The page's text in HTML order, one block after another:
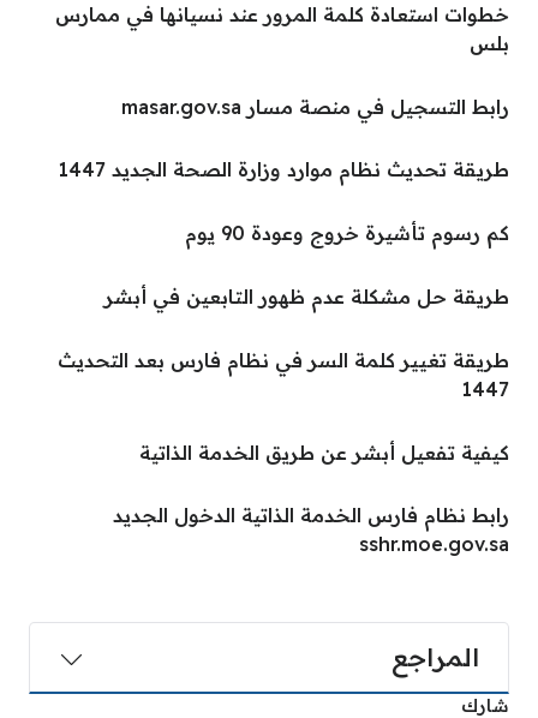
خطوات استعادة كلمة المرور عند نسيانها في ممارس
بلس
رابط التسجيل في منصة مسار masar.gov.sa
طريقة تحديث نظام موارد وزارة الصحة الجديد 1447
كم رسوم تأشيرة خروج وعودة 90 يوم
طريقة حل مشكلة عدم ظهور التابعين في أبشر
طريقة تغيير كلمة السر في نظام فارس بعد التحديث
1447
كيفية تفعيل أبشر عن طريق الخدمة الذاتية
رابط نظام فارس الخدمة الذاتية الدخول الجديد
sshr.moe.gov.sa
المراجع
شارك